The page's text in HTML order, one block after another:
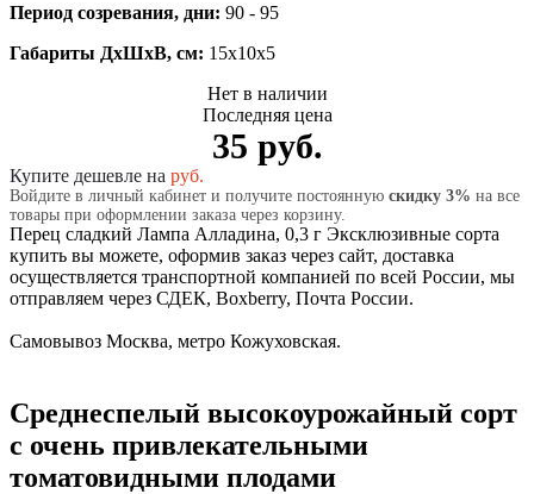
Период созревания, дни: 90 - 95
Габариты ДхШхВ, см: 15x10x5
Нет в наличии
Последняя цена
35 руб.
Купите дешевле на руб.
Войдите в личный кабинет и получите постоянную скидку 3% на все
товары при оформлении заказа через корзину.
Перец сладкий Лампа Алладина, 0,3 г Эксклюзивные сорта
купить вы можете, оформив заказ через сайт, доставка
осуществляется транспортной компанией по всей России, мы
отправляем через СДЕК, Boxberry, Почта России.
Самовывоз Москва, метро Кожуховская.
Среднеспелый высокоурожайный сорт
с очень привлекательными
томатовидными плодами